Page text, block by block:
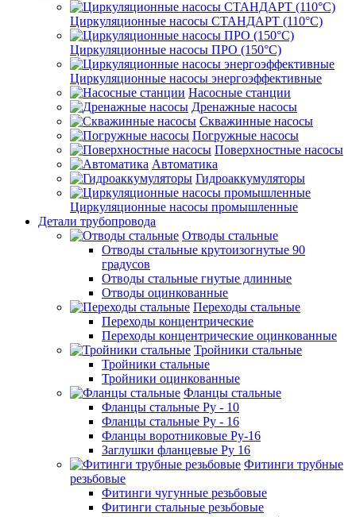
Циркуляционные насосы СТАНДАРТ (110°C)
Циркуляционные насосы ПРО (150°C)
Циркуляционные насосы энергоэффективные
Насосные станции
Дренажные насосы
Скважинные насосы
Погружные насосы
Поверхностные насосы
Автоматика
Гидроаккумуляторы
Циркуляционные насосы промышленные
Детали трубопровода
Отводы стальные
Отводы стальные крутоизогнутые 90
градусов
Отводы стальные гнутые длинные
Отводы оцинкованные
Переходы стальные
Переходы концентрические
Переходы концентрические оцинкованные
Тройники стальные
Тройники стальные
Тройники оцинкованные
Фланцы стальные
Фланцы стальные Ру - 10
Фланцы стальные Ру - 16
Фланцы воротниковые Ру-16
Заглушки фланцевые Ру 16
Фитинги трубные
резьбовые
Фитинги чугунные резьбовые
Фитинги стальные резьбовые